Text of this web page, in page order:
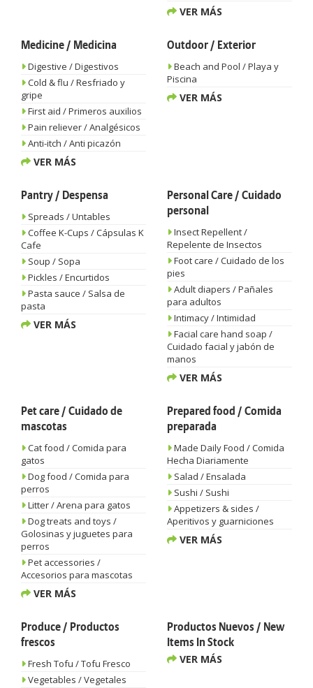
VER MÁS
Medicine / Medicina
Digestive / Digestivos
Cold & flu / Resfriado y
gripe
First aid / Primeros auxilios
Pain reliever / Analgésicos
Anti-itch / Anti picazón
VER MÁS
Outdoor / Exterior
Beach and Pool / Playa y
Piscina
VER MÁS
Pantry / Despensa
Spreads / Untables
Coffee K-Cups / Cápsulas K
Cafe
Soup / Sopa
Pickles / Encurtidos
Pasta sauce / Salsa de
pasta
VER MÁS
Personal Care / Cuidado
personal
Insect Repellent /
Repelente de Insectos
Foot care / Cuidado de los
pies
Adult diapers / Pañales
para adultos
Intimacy / Intimidad
Facial care hand soap /
Cuidado facial y jabón de
manos
VER MÁS
Pet care / Cuidado de
mascotas
Cat food / Comida para
gatos
Dog food / Comida para
perros
Litter / Arena para gatos
Dog treats and toys /
Golosinas y juguetes para
perros
Pet accessories /
Accesorios para mascotas
VER MÁS
Prepared food / Comida
preparada
Made Daily Food / Comida
Hecha Diariamente
Salad / Ensalada
Sushi / Sushi
Appetizers & sides /
Aperitivos y guarniciones
VER MÁS
Produce / Productos
frescos
Fresh Tofu / Tofu Fresco
Vegetables / Vegetales
Productos Nuevos / New
Items In Stock
VER MÁS